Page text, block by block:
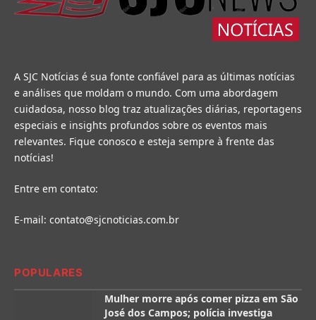
A SJC Notícias é sua fonte confiável para as últimas notícias
e análises que moldam o mundo. Com uma abordagem
cuidadosa, nosso blog traz atualizações diárias, reportagens
especiais e insights profundos sobre os eventos mais
relevantes. Fique conosco e esteja sempre à frente das
notícias!
Entre em contato:
E-mail: contato@sjcnoticias.com.br
POPULARES
Mulher morre após comer pizza em São
José dos Campos; polícia investiga